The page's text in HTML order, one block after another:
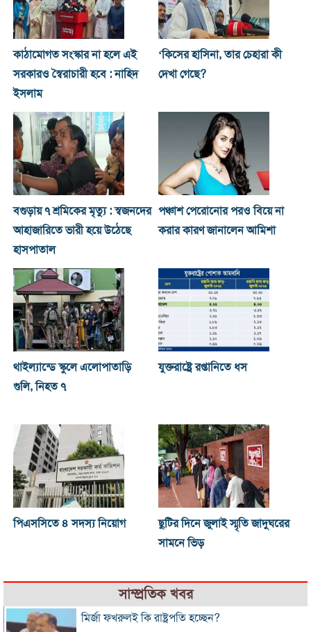
কাঠামোগত সংস্কার না হলে এই
সরকারও স্বৈরাচারী হবে : নাহিদ
ইসলাম
‘কিসের হাসিনা, তার চেহারা কী
দেখা গেছে?
বগুড়ায় ৭ শ্রমিকের মৃত্যু : স্বজনদের
আহাজারিতে ভারী হয়ে উঠেছে
হাসপাতাল
পঞ্চাশ পেরোনোর পরও বিয়ে না
করার কারণ জানালেন আমিশা
থাইল্যান্ডে স্কুলে এলোপাতাড়ি
গুলি, নিহত ৭
যুক্তরাষ্ট্রে রপ্তানিতে ধস
পিএসসিতে ৪ সদস্য নিয়োগ
ছুটির দিনে জুলাই স্মৃতি জাদুঘরের
সামনে ভিড়
সাম্প্রতিক খবর
মির্জা ফখরুলই কি রাষ্ট্রপতি হচ্ছেন?